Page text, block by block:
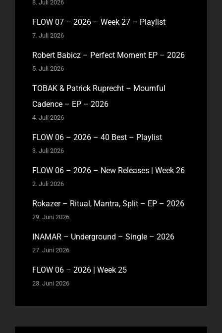
8. Juli 2026
FLOW 07 – 2026 – Week 27 – Playlist
7. Juli 2026
Robert Babicz – Perfect Moment EP – 2026
5. Juli 2026
TOBAK & Patrick Ruprecht – Mournful
Cadence – EP – 2026
4. Juli 2026
FLOW 06 – 2026 – 40 Best – Playlist
3. Juli 2026
FLOW 06 – 2026 – New Releases | Week 26
2. Juli 2026
Rokazer – Ritual, Mantra, Split – EP – 2026
29. Juni 2026
INAMAR – Underground – Single – 2026
27. Juni 2026
FLOW 06 – 2026 | Week 25
23. Juni 2026